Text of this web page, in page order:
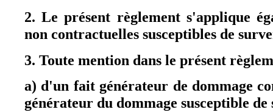
2. Le présent règlement s'applique
non contractuelles susceptibles de
3. Toute mention dans le présent
a) d'un fait générateur de dommage
générateur du dommage susceptible